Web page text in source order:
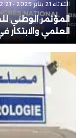
الثلاثاء 21 يناير 2025 - 22:21
المؤتمر الوطني
العلمي والابتكار